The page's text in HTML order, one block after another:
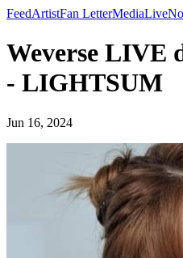
FeedArtistFan LetterMediaLive
Weverse LIVE
- LIGHTSUM
Jun 16, 2024